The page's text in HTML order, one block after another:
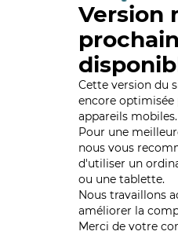
Version
Cette version du
encore optimisée
appareils mobiles.
Pour une
nous vous
d'utiliser un
ou une tablette.
Nous travaillons
améliorer la
Merci de votre